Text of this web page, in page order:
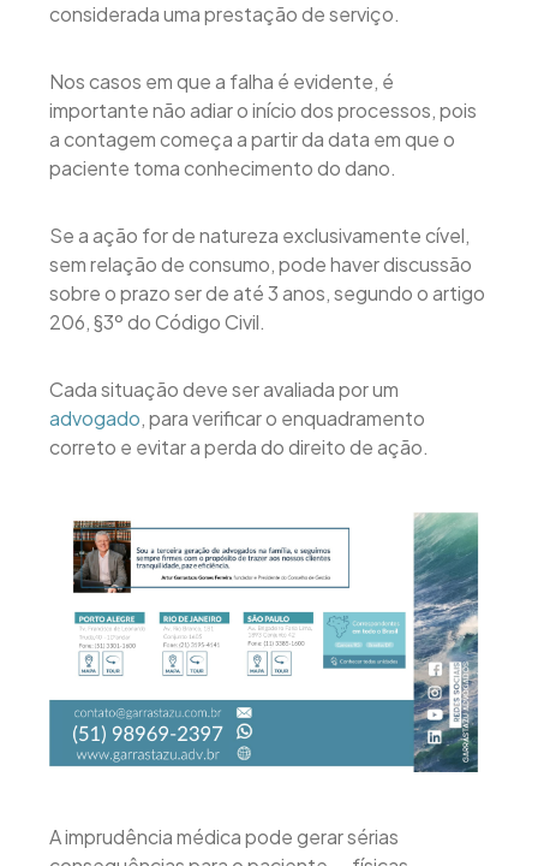
considerada uma prestação de serviço.
Nos casos em que a falha é evidente, é
importante não adiar o início dos processos, pois
a contagem começa a partir da data em que o
paciente toma conhecimento do dano.
Se a ação for de natureza exclusivamente cível,
sem relação de consumo, pode haver discussão
sobre o prazo ser de até 3 anos, segundo o artigo
206, §3º do Código Civil.
Cada situação deve ser avaliada por um
advogado, para verificar o enquadramento
correto e evitar a perda do direito de ação.
A imprudência médica pode gerar sérias